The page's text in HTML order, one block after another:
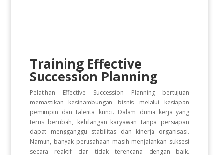
Training Effective
Succession Planning
Pelatihan Effective Succession Planning bertujuan
memastikan kesinambungan bisnis melalui kesiapan
pemimpin dan talenta kunci. Dalam dunia kerja yang
terus berubah, kehilangan karyawan tanpa persiapan
dapat mengganggu stabilitas dan kinerja organisasi.
Namun, banyak perusahaan masih menjalankan suksesi
secara reaktif dan tidak terencana dengan baik.